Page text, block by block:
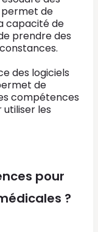
de
capacité de
prendre des
des logiciels
de
compétences
les
pour
?